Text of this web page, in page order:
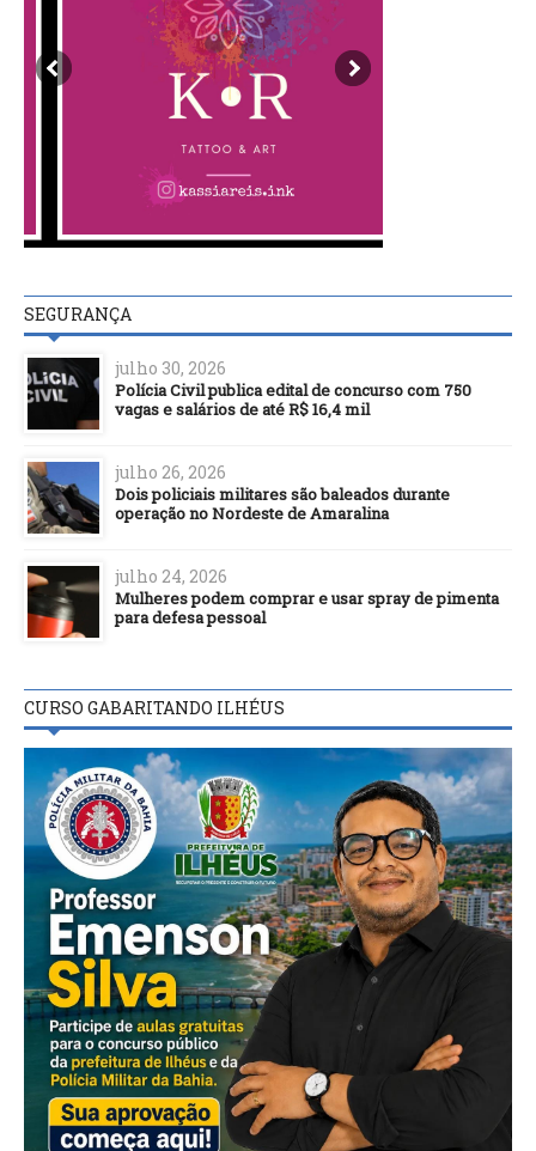
SEGURANÇA
julho 30, 2026
Polícia Civil publica edital de concurso com 750
vagas e salários de até R$ 16,4 mil
julho 26, 2026
Dois policiais militares são baleados durante
operação no Nordeste de Amaralina
julho 24, 2026
Mulheres podem comprar e usar spray de pimenta
para defesa pessoal
CURSO GABARITANDO ILHÉUS